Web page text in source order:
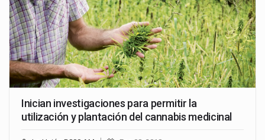
Inician investigaciones para permitir la
utilización y plantación del cannabis medicinal